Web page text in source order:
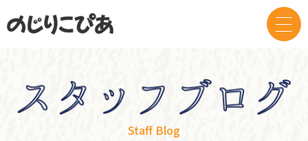
Staff Blog